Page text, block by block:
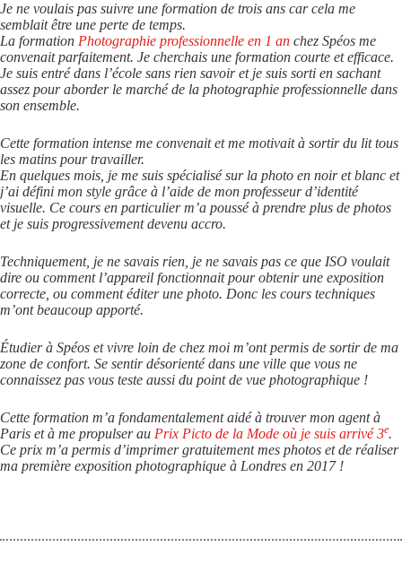
Je ne voulais pas suivre une formation de trois ans car cela me
semblait être une perte de temps.
La formation Photographie professionnelle en 1 an chez Spéos me
convenait parfaitement. Je cherchais une formation courte et efficace.
Je suis entré dans l’école sans rien savoir et je suis sorti en sachant
assez pour aborder le marché de la photographie professionnelle dans
son ensemble.
Cette formation intense me convenait et me motivait à sortir du lit tous
les matins pour travailler.
En quelques mois, je me suis spécialisé sur la photo en noir et blanc et
j’ai défini mon style grâce à l’aide de mon professeur d’identité
visuelle. Ce cours en particulier m’a poussé à prendre plus de photos
et je suis progressivement devenu accro.
Techniquement, je ne savais rien, je ne savais pas ce que ISO voulait
dire ou comment l’appareil fonctionnait pour obtenir une exposition
correcte, ou comment éditer une photo. Donc les cours techniques
m’ont beaucoup apporté.
Étudier à Spéos et vivre loin de chez moi m’ont permis de sortir de ma
zone de confort. Se sentir désorienté dans une ville que vous ne
connaissez pas vous teste aussi du point de vue photographique !
Cette formation m’a fondamentalement aidé à trouver mon agent à
Paris et à me propulser au Prix Picto de la Mode où je suis arrivé 3e.
Ce prix m’a permis d’imprimer gratuitement mes photos et de réaliser
ma première exposition photographique à Londres en 2017 !